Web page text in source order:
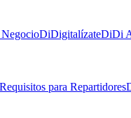
DiDigitalízateDiDi
Requisitos para Repartidores